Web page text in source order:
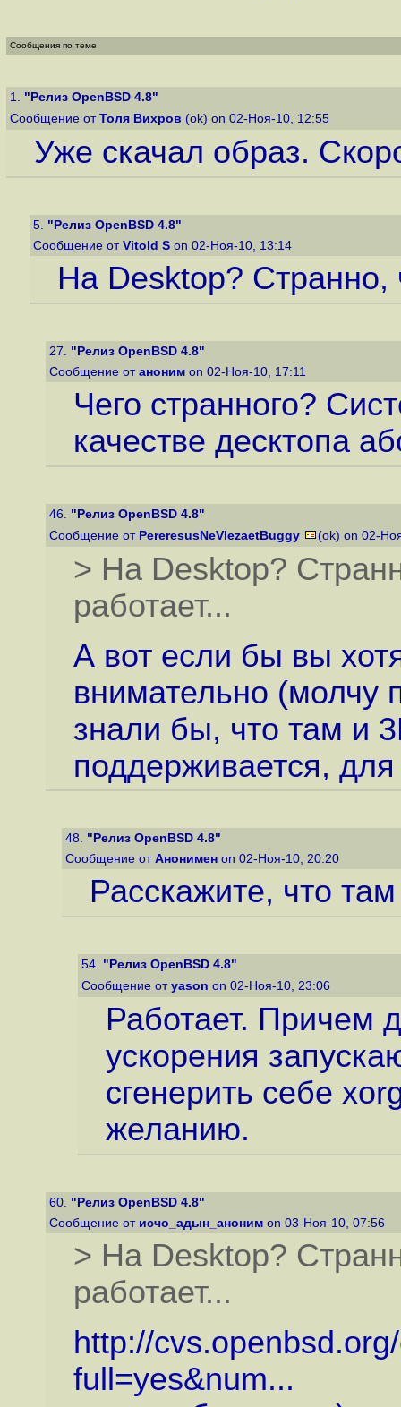
Сообщения по теме
1. "Релиз OpenBSD 4.8"
Сообщение от Толя Вихров (ok) on 02-Ноя-10, 12:55
Уже скачал образ.
5. "Релиз OpenBSD 4.8"
Сообщение от Vitold S on 02-Ноя-10, 13:14
На Desktop? Странно,
27. "Релиз OpenBSD 4.8"
Сообщение от аноним on 02-Ноя-10, 17:11
Чего странного?
качестве десктопа
46. "Релиз OpenBSD 4.8"
Сообщение от PereresusNeVlezaetBuggy (ok) on 02-
> На Desktop?
работает...
А вот если бы вы
внимательно (молчу
знали бы, что там и
поддерживается,
48. "Релиз OpenBSD 4.8"
Сообщение от Анонимен on 02-Ноя-10, 20:20
Расскажите, что
54. "Релиз OpenBSD 4.8"
Сообщение от yason on 02-Ноя-10, 23:06
Работает. Причем
ускорения
сгенерить себе
желанию.
60. "Релиз OpenBSD 4.8"
Сообщение от исчо_адын_аноним on 03-Ноя-10, 07:56
> На Desktop?
работает...
http://
full=yes&num...